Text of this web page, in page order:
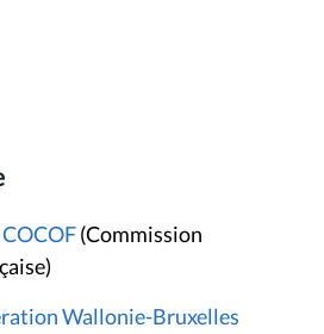
(Commission
Wallonie-Bruxelles